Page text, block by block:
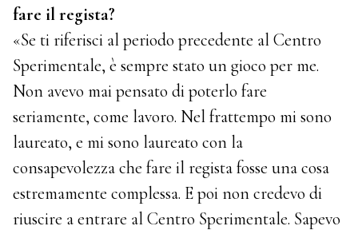
fare il regista?
«Se ti riferisci al periodo precedente al Centro
Sperimentale, è sempre stato un gioco per me.
Non avevo mai pensato di poterlo fare
seriamente, come lavoro. Nel frattempo mi sono
laureato, e mi sono laureato con la
consapevolezza che fare il regista fosse una cosa
estremamente complessa. E poi non credevo di
riuscire a entrare al Centro Sperimentale. Sapevo